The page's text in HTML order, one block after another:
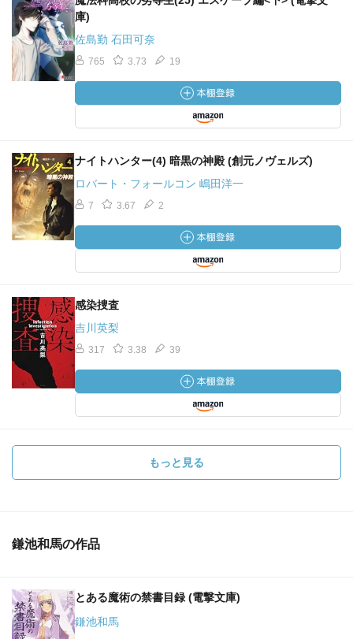
庫)
佐島勤 石田可奈
765 3.73 19
ナイトハンター(4) 暗黒の神殿 (創元ノヴェルズ)
ロバート・フォールコン 嶋田洋一
7 3.67 2
感染捜査
吉川英梨
317 3.38 39
もっと見る
鎌池和馬の作品
とある魔術の禁書目録 (電撃文庫)
鎌池和馬